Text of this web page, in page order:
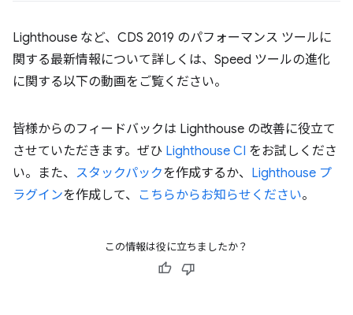
Lighthouse など、CDS 2019 のパフォーマンス ツールに
関する最新情報について詳しくは、Speed ツールの進化
に関する以下の動画をご覧ください。
皆様からのフィードバックは Lighthouse の改善に役立て
させていただきます。ぜひ Lighthouse CI をお試しくださ
い。また、 スタックパックを作成するか、 Lighthouse プ
ラグインを作成して、 こちらからお知らせください。
この情報は役に立ちましたか？